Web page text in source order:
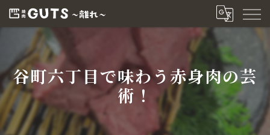
谷町六丁目で味わう赤身肉の芸
術！